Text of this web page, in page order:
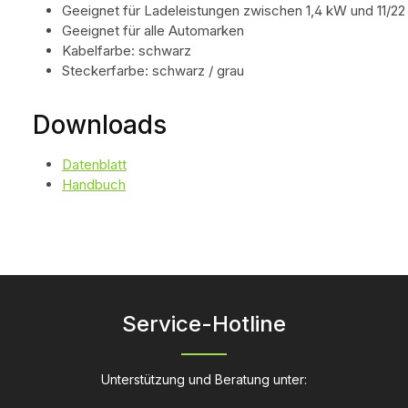
Geeignet für Ladeleistungen zwischen 1,4 kW und 11/
Geeignet für alle Automarken
Kabelfarbe: schwarz
Steckerfarbe: schwarz / grau
Downloads
Datenblatt
Handbuch
Service-Hotline
Unterstützung und Beratung unter: